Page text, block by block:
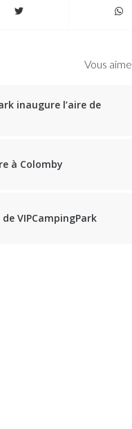
Vous
inaugure l’aire de
à Colomby
VIPCampingPark